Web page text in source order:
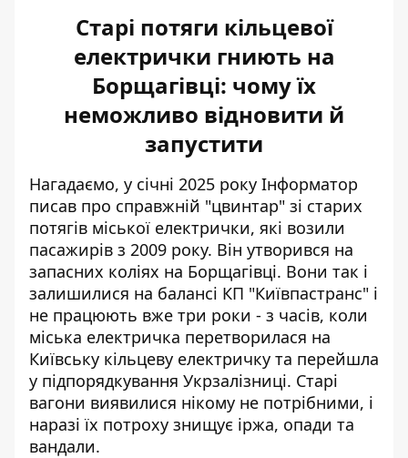
Старі потяги кільцевої
електрички гниють на
Борщагівці: чому їх
неможливо відновити й
запустити
Нагадаємо, у січні 2025 року Інформатор
писав про справжній "цвинтар" зі старих
потягів міської електрички, які возили
пасажирів з 2009 року. Він утворився на
запасних коліях на Борщагівці. Вони так і
залишилися на балансі КП "Київпастранс" і
не працюють вже три роки - з часів, коли
міська електричка перетворилася на
Київську кільцеву електричку та перейшла
у підпорядкування Укрзалізниці. Старі
вагони виявилися нікому не потрібними, і
наразі їх потроху знищує іржа, опади та
вандали.